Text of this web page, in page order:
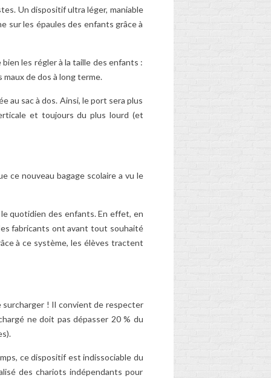
Un dispositif ultra léger, maniable
sur les épaules des enfants grâce à
les régler à la taille des enfants :
de dos à long terme.
au sac à dos. Ainsi, le port sera plus
et toujours du plus lourd (et
ce nouveau bagage scolaire a vu le
quotidien des enfants. En effet, en
fabricants ont avant tout souhaité
à ce système, les élèves tractent
surcharger ! Il convient de respecter
ne doit pas dépasser 20 % du
ce dispositif est indissociable du
des chariots indépendants pour